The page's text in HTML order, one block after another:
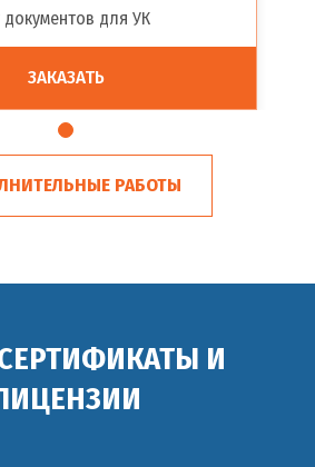
документов для УК
ЗАКАЗАТЬ
РАБОТЫ
И